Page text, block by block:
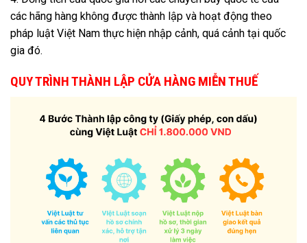
các hãng hàng không được thành lập và hoạt động theo
pháp luật Việt Nam thực hiện nhập cảnh, quá cảnh tại quốc
gia đó.
QUY TRÌNH THÀNH LẬP CỬA HÀNG MIỄN THUẾ